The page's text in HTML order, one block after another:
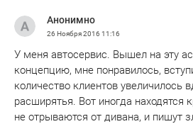
Анонимно
26 Ноября 2016 11:16
У меня автосервис. Вышел на эту
концепцию, мне понравилось,
количество клиентов увеличилось
расширятья. Вот иногда находятся
не отрываются от дивана, и пишут